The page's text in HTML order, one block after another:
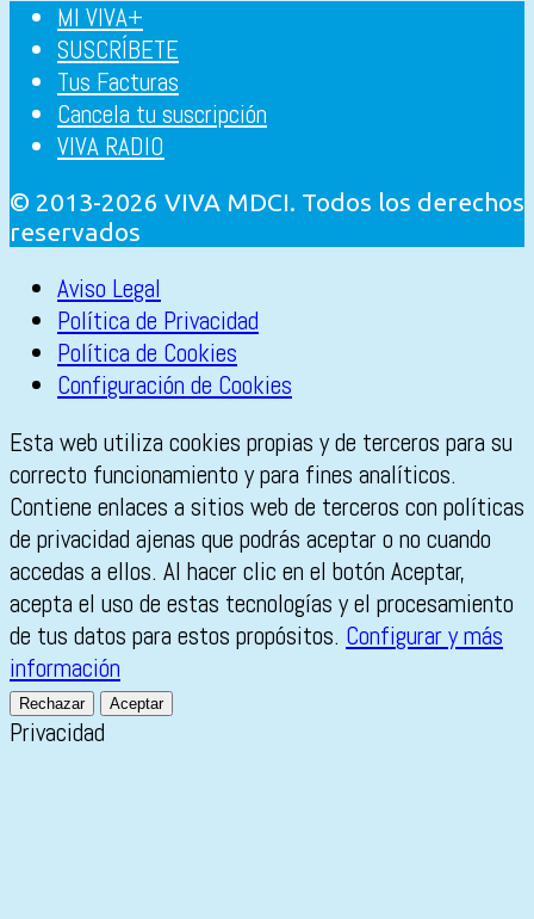
MI VIVA+
SUSCRÍBETE
Tus Facturas
Cancela tu suscripción
VIVA RADIO
© 2013-2026 VIVA MDCI. Todos los derechos
reservados
Aviso Legal
Política de Privacidad
Política de Cookies
Configuración de Cookies
Esta web utiliza cookies propias y de terceros para su
correcto funcionamiento y para fines analíticos.
Contiene enlaces a sitios web de terceros con políticas
de privacidad ajenas que podrás aceptar o no cuando
accedas a ellos. Al hacer clic en el botón Aceptar,
acepta el uso de estas tecnologías y el procesamiento
de tus datos para estos propósitos. Configurar y más
información
Rechazar Aceptar
Privacidad